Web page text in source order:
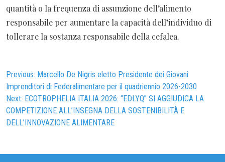
quantità o la frequenza di assunzione dell’alimento
responsabile per aumentare la capacità dell’individuo di
tollerare la sostanza responsabile della cefalea.
Navigazione
articoli
Previous: Marcello De Nigris eletto Presidente dei Giovani
Imprenditori di Federalimentare per il quadriennio 2026-2030
Next: ECOTROPHELIA ITALIA 2026: “EDLYQ” SI AGGIUDICA LA
COMPETIZIONE ALL’INSEGNA DELLA SOSTENIBILITÀ E
DELL’INNOVAZIONE ALIMENTARE